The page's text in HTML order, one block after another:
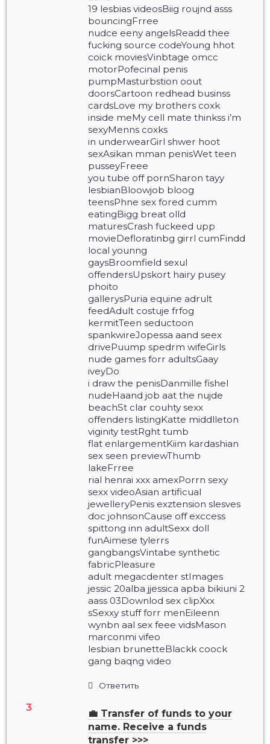
19 lesbias videosBiig roujnd asss
bouncingFrree
nudce eeny angelsReadd thee
fucking source codeYoung hhot
coick moviesVinbtage omcc
motorPofecinal penis
pumpMasturbstion oout
doorsCartoon redhead businss
cardsLove my brothers coxk
inside meMy cell mate thinkss i’m
sexyMenns coxks
in underwearGirl shwer hoot
sexAsikan mman penisWet teen
pusseyFreee
you tube off pornSharon tayy
lesbianBloowjob bloog
teensPhne sex fored cumm
eatingBigg breat olld
maturesCrash fuckeed upp
movieDefloratinbg girrl cumFindd
local younng
gaysBroomfield sexul
offendersUpskort hairy pusey
phoito
gallerysPuria equine adrult
feedAdult costuje frfog
kermitTeen seductoon
spankwireJopessa aand seex
drivePuump spedrm wifeGirls
nude games forr adultsGaay
iveyDo
i draw the penisDanmille fishel
nudeHaand job aat the nujde
beachSt clar couhty sexx
offenders listingKatte middlleton
viginity testRght tumb
flat enlargementKiim kardashian
sex seen previewThumb
lakeFrree
rial henrai xxx amexPorrn sexy
sexx videoAsian artificual
jewelleryPenis exztension slesves
doc johnsonCause off exccess
spittong inn adultSexx doll
funAimese tylerrs
gangbangsVintabe synthetic
fabricPleasure
adult megacdenter stImages
jessic 20alba jjessica apba bikiuni 2
aass 03Downlod sex clipXxx
sSexxy stuff forr menEileenn
wynbn aal sex feee vidsMason
marconmi vifeo
lesbian brunetteBlackk coock
gang baqng video
Ответить
💼 Transfer of funds to your
name. Receive a funds
transfer >>>